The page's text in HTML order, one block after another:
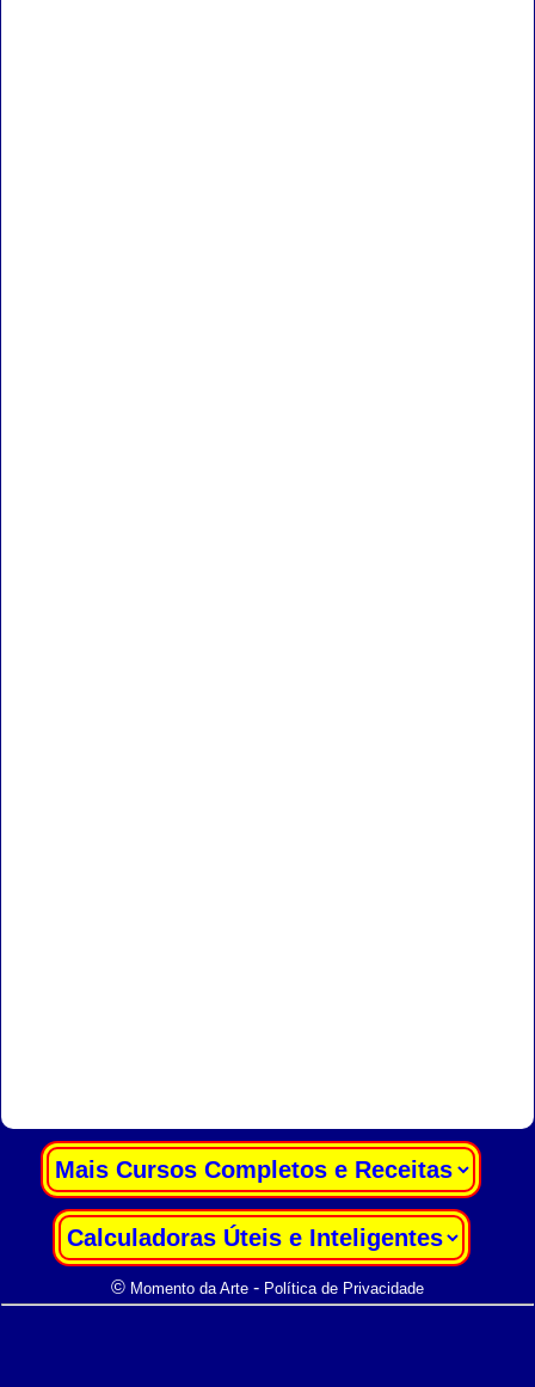
© Momento da Arte- Política de Privacidade